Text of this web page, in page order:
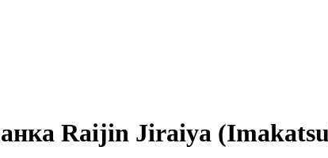
Raijin Jiraiya